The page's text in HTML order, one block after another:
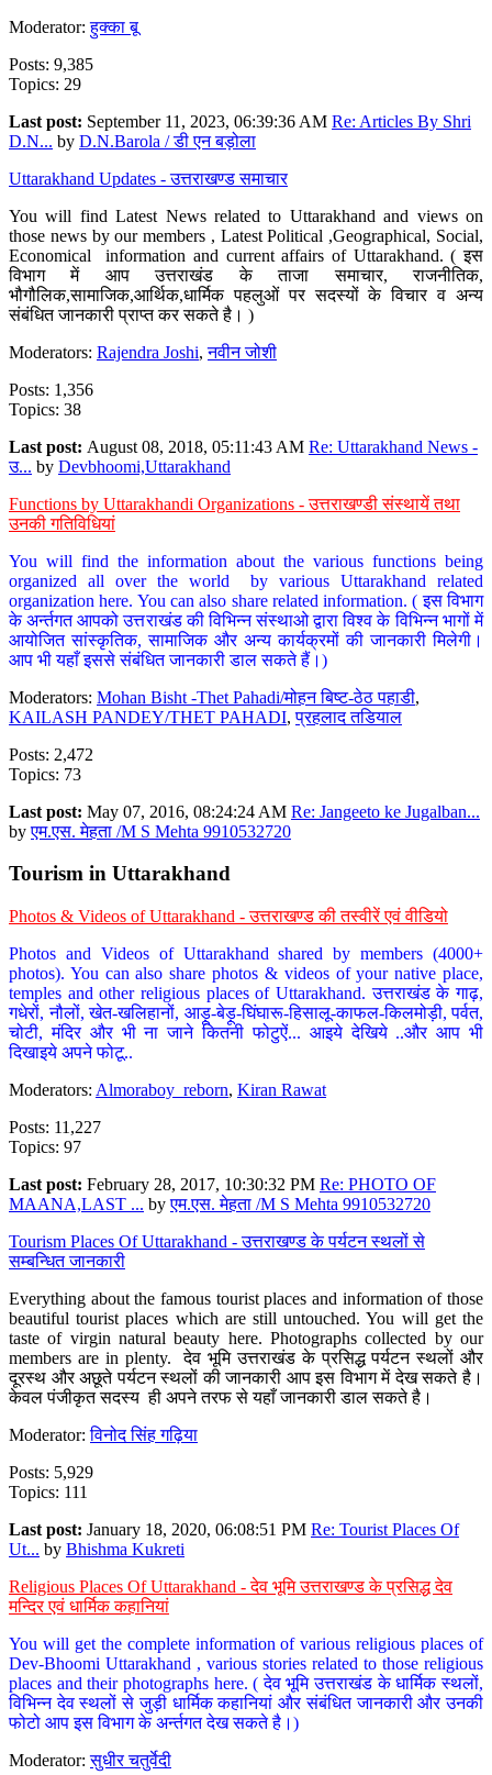
Moderator:हुक्का बू
Posts: 9,385
Topics: 29
Last post: September 11, 2023, 06:39:36 AM Re: Articles By Shri
D.N... by D.N.Barola / डी एन बड़ोला
Uttarakhand Updates - उत्तराखण्ड समाचार
You will find Latest News related to Uttarakhand and views on
those news by our members , Latest Political ,Geographical, Social,
Economical information and current affairs of Uttarakhand. ( इस
विभाग में आप उत्तराखंड के ताजा समाचार, राजनीतिक,
भौगौलिक,सामाजिक,आर्थिक,धार्मिक पहलुओं पर सदस्यों के विचार व अन्य
संबंधित जानकारी प्राप्त कर सकते है। )
Moderators: Rajendra Joshi,नवीन जोशी
Posts: 1,356
Topics: 38
Last post: August 08, 2018, 05:11:43 AM Re: Uttarakhand News -
उ... by Devbhoomi,Uttarakhand
Functions by Uttarakhandi Organizations - उत्तराखण्डी संस्थायें तथा
उनकी गतिविधियां
You will find the information about the various functions being
organized all over the world by various Uttarakhand related
organization here. You can also share related information. ( इस विभाग
के अर्न्तगत आपको उत्तराखंड की विभिन्न संस्थाओ द्वारा विश्व के विभिन्न भागों में
आयोजित सांस्कृतिक, सामाजिक और अन्य कार्यक्रमों की जानकारी मिलेगी।
आप भी यहाँ इससे संबंधित जानकारी डाल सकते हैं।)
Moderators: Mohan Bisht -Thet Pahadi/मोहन बिष्ट-ठेठ पहाडी,
KAILASH PANDEY/THET PAHADI,प्रहलाद तडियाल
Posts: 2,472
Topics: 73
Last post: May 07, 2016, 08:24:24 AM Re: Jangeeto ke Jugalban...
byएम.एस. मेहता /M S Mehta 9910532720
Tourism in Uttarakhand
Photos & Videos of Uttarakhand - उत्तराखण्ड की तस्वीरें एवं वीडियो
Photos and Videos of Uttarakhand shared by members (4000+
photos). You can also share photos & videos of your native place,
temples and other religious places of Uttarakhand. उत्तराखंड के गाढ़,
गधेरों, नौलों, खेत-खलिहानों, आड़ू-बेड़ू-घिंघारू-हिसालू-काफल-किलमोड़ी, पर्वत,
चोटी, मंदिर और भी ना जाने कितनी फोटुऐं... आइये देखिये ..और आप भी
दिखाइये अपने फोटू..
Moderators: Almoraboy_reborn, Kiran Rawat
Posts: 11,227
Topics: 97
Last post: February 28, 2017, 10:30:32 PM Re: PHOTO OF
MAANA,LAST ... byएम.एस. मेहता /M S Mehta 9910532720
Tourism Places Of Uttarakhand - उत्तराखण्ड के पर्यटन स्थलों से
सम्बन्धित जानकारी
Everything about the famous tourist places and information of those
beautiful tourist places which are still untouched. You will get the
taste of virgin natural beauty here. Photographs collected by our
members are in plenty. देव भूमि उत्तराखंड के प्रसिद्ध पर्यटन स्थलों और
दूरस्थ और अछूते पर्यटन स्थलों की जानकारी आप इस विभाग में देख सकते है।
केवल पंजीकृत सदस्य ही अपने तरफ से यहाँ जानकारी डाल सकते है।
Moderator:विनोद सिंह गढ़िया
Posts: 5,929
Topics: 111
Last post: January 18, 2020, 06:08:51 PM Re: Tourist Places Of
Ut... by Bhishma Kukreti
Religious Places Of Uttarakhand - देव भूमि उत्तराखण्ड के प्रसिद्ध देव
मन्दिर एवं धार्मिक कहानियां
You will get the complete information of various religious places of
Dev-Bhoomi Uttarakhand , various stories related to those religious
places and their photographs here. ( देव भूमि उत्तराखंड के धार्मिक स्थलों,
विभिन्न देव स्थलों से जुड़ी धार्मिक कहानियां और संबंधित जानकारी और उनकी
फोटो आप इस विभाग के अर्न्तगत देख सकते है।)
Moderator:सुधीर चतुर्वेदी